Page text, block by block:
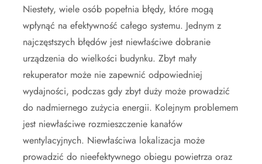
Niestety, wiele osób popełnia błędy, które mogą
wpłynąć na efektywność całego systemu. Jednym z
najczęstszych błędów jest niewłaściwe dobranie
urządzenia do wielkości budynku. Zbyt mały
rekuperator może nie zapewnić odpowiedniej
wydajności, podczas gdy zbyt duży może prowadzić
do nadmiernego zużycia energii. Kolejnym problemem
jest niewłaściwe rozmieszczenie kanałów
wentylacyjnych. Niewłaściwa lokalizacja może
prowadzić do nieefektywnego obiegu powietrza oraz